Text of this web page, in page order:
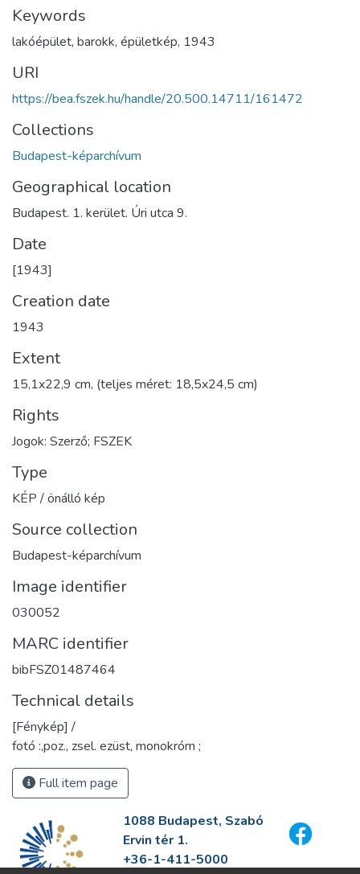
Keywords
lakóépület, barokk, épületkép, 1943
URI
https://bea.fszek.hu/handle/20.500.14711/161472
Collections
Budapest-képarchívum
Geographical location
Budapest. 1. kerület. Úri utca 9.
Date
[1943]
Creation date
1943
Extent
15,1x22,9 cm, (teljes méret: 18,5x24,5 cm)
Rights
Jogok: Szerző; FSZEK
Type
KÉP / önálló kép
Source collection
Budapest-képarchívum
Image identifier
030052
MARC identifier
bibFSZ01487464
Technical details
[Fénykép] /
fotó :,poz., zsel. ezüst, monokróm ;
Full item page
1088 Budapest, Szabó
Ervin tér 1.
+36-1-411-5000